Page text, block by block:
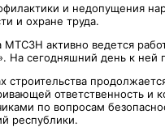
и недопущения
и охране труда.
МТСЗН активно ведется
На сегодняшний день к ней
строительства
ответственность и
по вопросам
республики.